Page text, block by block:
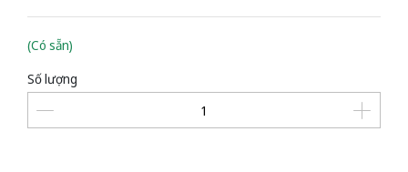
(Có sẵn)
Số lượng